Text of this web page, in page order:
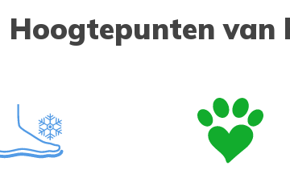
Hoogtepunten van